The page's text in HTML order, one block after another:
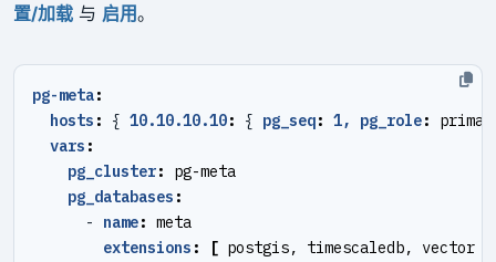
置/加载 与 启用。
pg-meta:
hosts : { 10.10.10.10: { pg_seq: 1, pg_role:
vars :
pg_cluster:
pg-meta
pg_databases :
- name: meta
extensions : [ postgis, timescaledb,